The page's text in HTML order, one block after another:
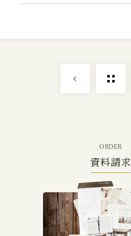
ORDER
資料請求